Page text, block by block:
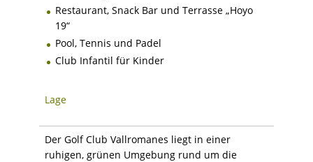
Restaurant, Snack Bar und Terrasse „Hoyo
19“
Pool, Tennis und Padel
Club Infantil für Kinder
Lage
Der Golf Club Vallromanes liegt in einer
ruhigen, grünen Umgebung rund um die